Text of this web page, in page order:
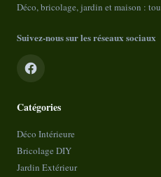
Déco, bricolage, jardin et maison :
Suivez-nous sur les réseaux sociaux
Catégories
Déco Intérieure
Bricolage DIY
Jardin Extérieur